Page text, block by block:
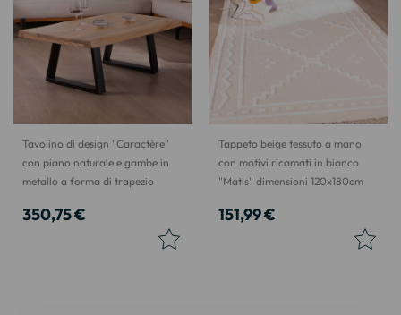
Tavolino di design "Caractère"
con piano naturale e gambe in
metallo a forma di trapezio
350,75 €
Tappeto beige tessuto a mano
con motivi ricamati in bianco
"Matis" dimensioni 120x180cm
151,99 €